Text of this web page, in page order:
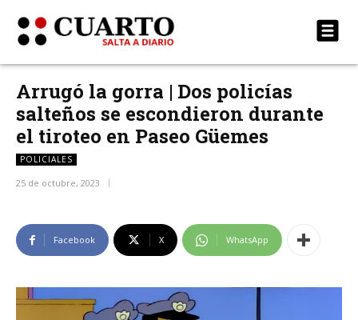
Arrugó la gorra | Dos policías
salteños se escondieron durante
el tiroteo en Paseo Güemes
POLICIALES
25 de octubre, 2023
Facebook X WhatsApp